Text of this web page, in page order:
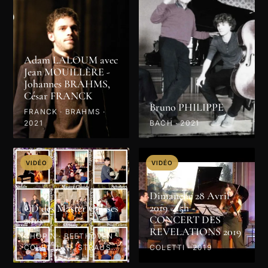
Adam LALOUM avec
Jean MOUILLÈRE -
Johannes BRAHMS,
César FRANCK
FRANCK · BRAHMS ·
2021
Bruno PHILIPPE
BACH · 2021
VIDÉO
CD des Master Classes
2019
CHOPIN · BEETHOVEN ·
COLETTI · R. STRAUSS
· PROKOFIEV · MOZART
VIDÉO
Dimanche 28 Avril
2019 - 15h -
CONCERT DES
REVELATIONS 2019
COLETTI · 2019